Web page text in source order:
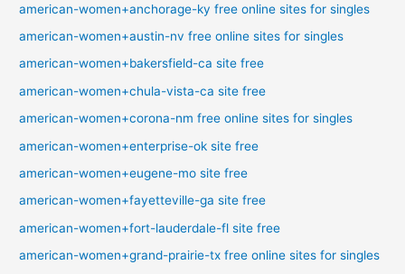
american-women+anchorage-ky free online sites for singles
american-women+austin-nv free online sites for singles
american-women+bakersfield-ca site free
american-women+chula-vista-ca site free
american-women+corona-nm free online sites for singles
american-women+enterprise-ok site free
american-women+eugene-mo site free
american-women+fayetteville-ga site free
american-women+fort-lauderdale-fl site free
american-women+grand-prairie-tx free online sites for singles